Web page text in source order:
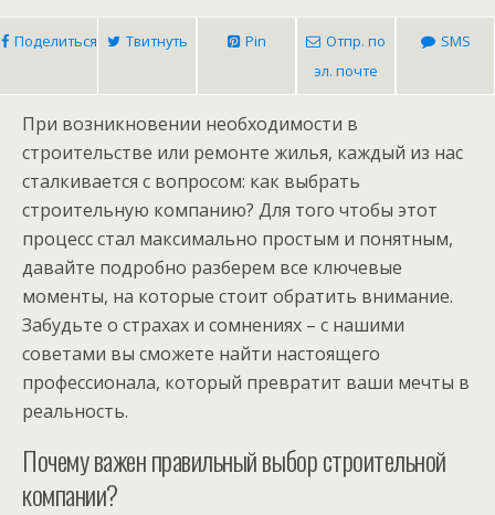
Поделиться Твитнуть Pin
Отпр. по
эл. почте
SMS
При возникновении необходимости в
строительстве или ремонте жилья, каждый из нас
сталкивается с вопросом: как выбрать
строительную компанию? Для того чтобы этот
процесс стал максимально простым и понятным,
давайте подробно разберем все ключевые
моменты, на которые стоит обратить внимание.
Забудьте о страхах и сомнениях – с нашими
советами вы сможете найти настоящего
профессионала, который превратит ваши мечты в
реальность.
Почему важен правильный выбор строительной
компании?